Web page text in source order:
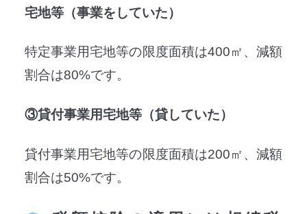
宅地等（事業をしていた）
特定事業用宅地等の限度面積は400㎡、減額
割合は80%です。
③貸付事業用宅地等（貸していた）
貸付事業用宅地等の限度面積は200㎡、減額
割合は50%です。